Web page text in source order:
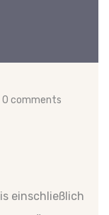
0 comments
einschließlich